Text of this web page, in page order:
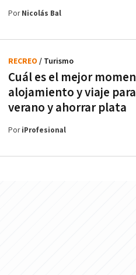
PorNicolás Bal
Cuál es el mejor
alojamiento y viaje
verano y ahorrar plata
RECREO / Turismo
PoriProfesional